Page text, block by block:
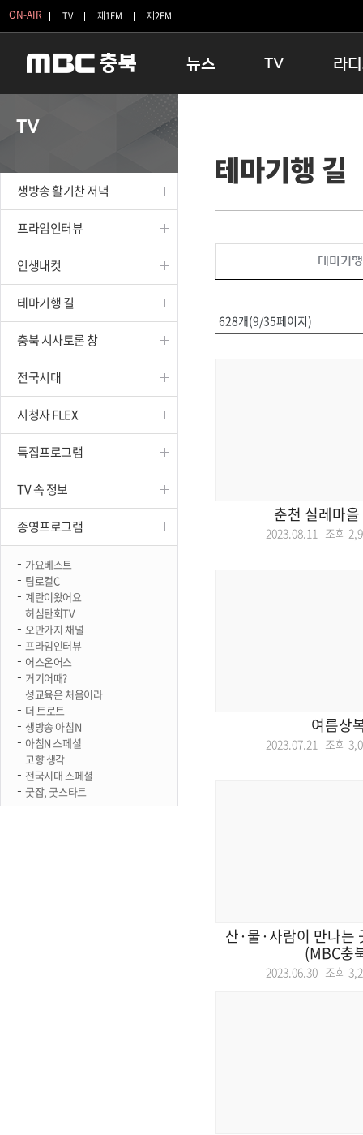
ON-AIR TV 제1FM 제2FM
뉴스
보은
옥천
TV
인생내컷
테마기행 길
시청자 FLEX
라
16:00
우리 고
TV
생방송 활기찬 저녁
프라임인터뷰
인생내컷
테마기행 길
충북 시사토론 창
전국시대
시청자 FLEX
특집프로그램
TV 속 정보
종영프로그램
가요베스트
팀로컬C
계란이왔어요
허심탄회TV
오만가지 채널
프라임인터뷰
어스온어스
거기어때?
성교육은 처음이라
더 트로트
생방송 아침N
아침N 스페셜
고향 생각
전국시대 스페셜
굿잡, 굿스타트
테마기행 길
테마기
628개(9/35페이지)
춘천 실레마
2023.08.11 조회
여름상
2023.07.21 조회
산·물·사람이 만나는
(MBC충
2023.06.30 조회